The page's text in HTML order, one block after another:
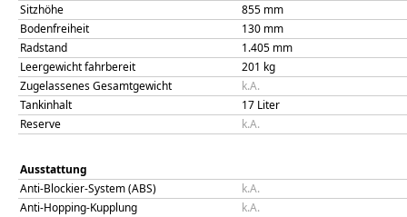
Sitzhöhe
855 mm
Bodenfreiheit
130 mm
Radstand
1.405 mm
Leergewicht fahrbereit
201 kg
Zugelassenes Gesamtgewicht
k.A.
Tankinhalt
17 Liter
Reserve
k.A.
Ausstattung
Anti-Blockier-System (ABS)
k.A.
Anti-Hopping-Kupplung
k.A.